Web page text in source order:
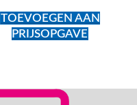
TOEVOEGEN AAN
PRIJSOPGAVE